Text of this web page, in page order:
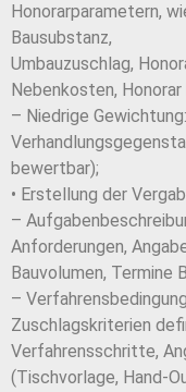
Honorarparametern,
Bausubstanz,
Umbauzuschlag,
Nebenkosten,
– Niedrige
bewertbar);
• Erstellung der
–
Anforderungen,
Bauvolumen, Termine
–
Zuschlagskriterien
Verfahrensschritte,
(Tischvorlage, Hand-